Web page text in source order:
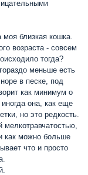
близкая кошка.
возраста - совсем
тогда?
меньше есть
в песке, под
как минимум о
она, как еще
но это редкость.
как можно больше
что и просто